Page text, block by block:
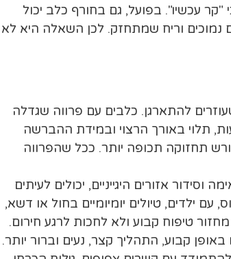
עכשיו". בפועל, גם בחורף כלב יכול
נמוכים וריח שמתחזק. לכן השאלה היא לא
להתארגן. כלבים עם פרווה שגדלה
כלל יסתדרו טוב עם טיפול כל 4-8 שבועות, תלוי באורך הרצוי ובמידת ההברשה
תחזוקה תכופה יותר. ככל שהפרווה
אזורים היגייניים, יכולים לעיתים
ילדים, טיולים יומיומיים בחול או דשא,
טיפוח קבוע ולא לחכות לרגע חירום.
קבוע, התהליך קצר, נעים וברור יותר.